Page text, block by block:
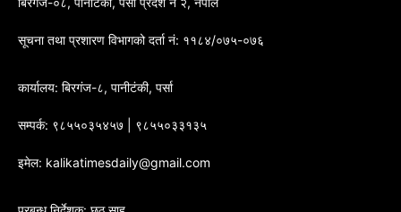
सूचना तथा प्रशारण विभागको दर्ता नं: ११८४/०७५-०७६
कार्यालय: बिरगंज-८, पानीटंकी, पर्सा
सम्पर्क: ९८५५०३५४५७ | ९८५५०३३१३५
इमेल: kalikatimesdaily@gmail.com